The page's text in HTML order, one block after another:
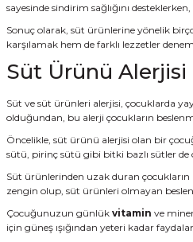
sayesinde sindirim sağlığını
Sonuç olarak, süt ürünlerine yönelik
karşılamak hem de farklı lezzetler
Süt Ürünü
Süt ve süt ürünleri alerjisi, çocuklarda
olduğundan, bu alerji çocukların
Öncelikle, süt ürünü alerjisi olan bir
sütü, pirinç sütü gibi bitki bazlı sütler
Süt ürünlerinden uzak duran
zengin olup, süt ürünleri olmayan
Çocuğunuzun günlük vitamin ve
için güneş ışığından yeteri kadar